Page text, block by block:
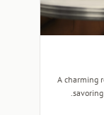
A charming